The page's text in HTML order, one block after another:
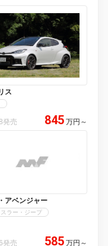
ス
発売 845 万円 ～
アベンジャー
ラー・ジープ
発売 585 万円 ～